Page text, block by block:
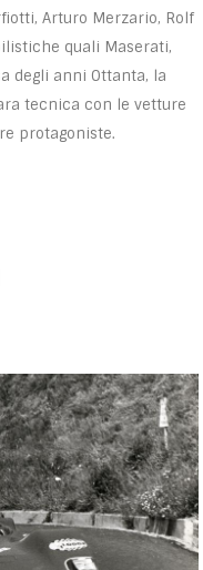
Arturo Merzario, Rolf
quali Maserati,
degli anni Ottanta, la
tecnica con le vetture
protagoniste.